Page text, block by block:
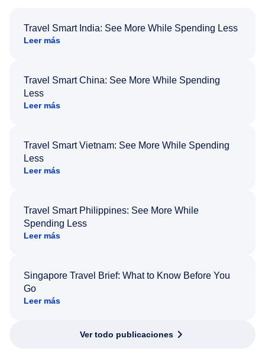
Travel Smart India: See More While Spending Less
Leer más
Travel Smart China: See More While Spending
Less
Leer más
Travel Smart Vietnam: See More While Spending
Less
Leer más
Travel Smart Philippines: See More While
Spending Less
Leer más
Singapore Travel Brief: What to Know Before You
Go
Leer más
Ver todo publicaciones